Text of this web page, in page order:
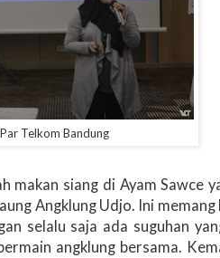
Telkom Bandung
siang di Ayam Sawce
Angklung Udjo. Ini
selalu saja ada suguhan
angklung bersama.